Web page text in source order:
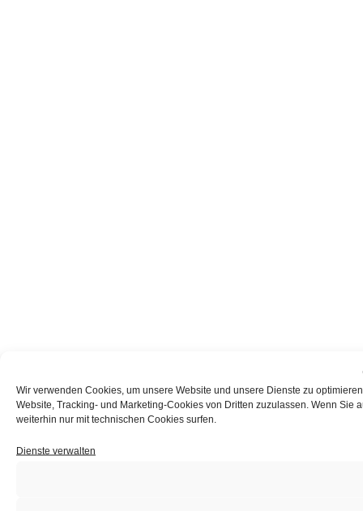
Wir verwenden Cookies, um unsere Website und unsere Dienste zu
Website, Tracking- und Marketing-Cookies von Dritten zuzulassen. Wenn
weiterhin nur mit technischen Cookies surfen.
Dienste verwalten